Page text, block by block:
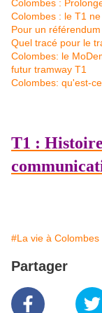
Colombes :
Colombes : le T1
Pour un
Quel tracé pour le
Colombes: le
futur tramway T1
Colombes: qu'est-
T1 :
#La vie à Colombes
Partager